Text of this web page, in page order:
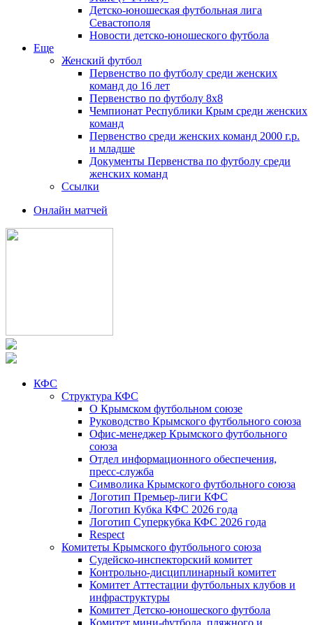
Детско-юношеская футбольная лига
Севастополя
Новости детско-юношеского футбола
Еще
Женский футбол
Первенство по футболу среди женских
команд до 16 лет
Первенство по футболу 8х8
Чемпионат Республики Крым среди женских
команд
Первенство среди женских команд 2000 г.р.
и младше
Документы Первенства по футболу среди
женских команд
Ссылки
Онлайн матчей
КФС
Структура КФС
О Крымском футбольном союзе
Руководство Крымского футбольного союза
Офис-менеджер Крымского футбольного
союза
Отдел информационного обеспечения,
пресс-служба
Символика Крымского футбольного союза
Логотип Премьер-лиги КФС
Логотип Кубка КФС 2026 года
Логотип Суперкубка КФС 2026 года
Respect
Комитеты Крымского футбольного союза
Судейско-инспекторский комитет
Контрольно-дисциплинарный комитет
Комитет Аттестации футбольных клубов и
инфраструктуры
Комитет Детско-юношеского футбола
Комитет мини-футбола, пляжного и